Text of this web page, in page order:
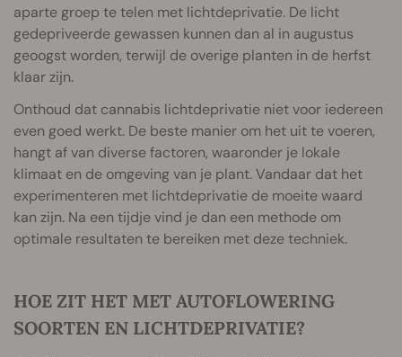
aparte groep te telen met lichtdeprivatie. De licht
gedepriveerde gewassen kunnen dan al in augustus
geoogst worden, terwijl de overige planten in de herfst
klaar zijn.
Onthoud dat cannabis lichtdeprivatie niet voor iedereen
even goed werkt. De beste manier om het uit te voeren,
hangt af van diverse factoren, waaronder je lokale
klimaat en de omgeving van je plant. Vandaar dat het
experimenteren met lichtdeprivatie de moeite waard
kan zijn. Na een tijdje vind je dan een methode om
optimale resultaten te bereiken met deze techniek.
HOE ZIT HET MET AUTOFLOWERING
SOORTEN EN LICHTDEPRIVATIE?